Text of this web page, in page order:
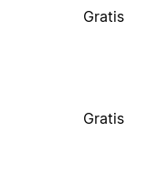
Gratis
Gratis